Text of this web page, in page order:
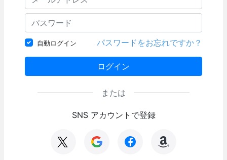
自動ログイン パスワードをお忘れですか？
ログイン
または
SNS アカウントで登録